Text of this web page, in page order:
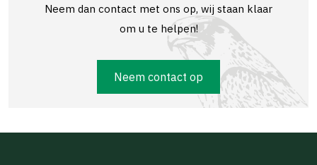
Neem dan contact met ons op, wij staan klaar
om u te helpen!
Neem contact op